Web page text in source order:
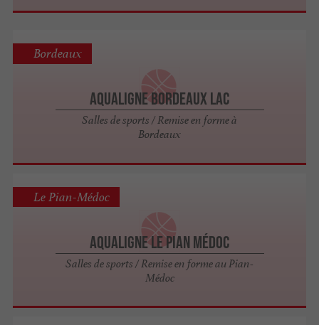
Aqualigne Bordeaux Lac
Salles de sports / Remise en forme à
Bordeaux
Bordeaux
Aqualigne Le Pian Médoc
Salles de sports / Remise en forme au Pian-
Médoc
Le Pian-Médoc